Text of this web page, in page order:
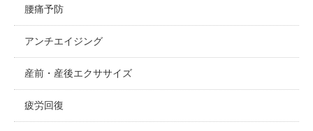
腰痛予防
アンチエイジング
産前・産後エクササイズ
疲労回復